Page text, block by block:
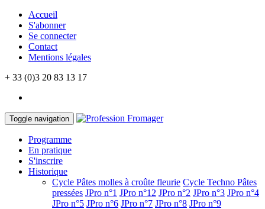
Accueil
S'abonner
Se connecter
Contact
Mentions légales
+ 33 (0)3 20 83 13 17
Toggle navigation
Programme
En pratique
S'inscrire
Historique
Cycle Pâtes molles à croûte fleurie Cycle Techno Pâtes
pressées JPro n°1 JPro n°12 JPro n°2 JPro n°3 JPro n°4
JPro n°5 JPro n°6 JPro n°7 JPro n°8 JPro n°9